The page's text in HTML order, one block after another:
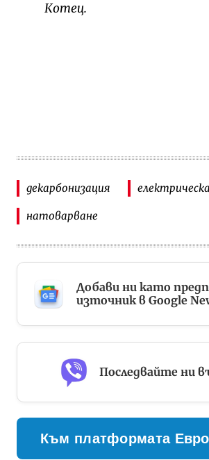
Котец.
декарбонизация
натоварване
Добави ни като
източник в Google
Последвайте ни
Към платформата